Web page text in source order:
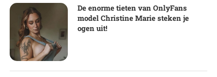
De enorme tieten van OnlyFans
model Christine Marie steken je
ogen uit!